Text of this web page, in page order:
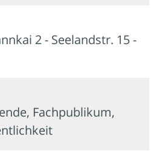
2 - Seelandstr. 15 -
Fachpublikum,